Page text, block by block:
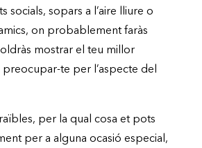
socials, sopars a l’aire lliure o
on probablement faràs
mostrar el teu millor
te per l’aspecte del
per la qual cosa et pots
per a alguna ocasió especial,